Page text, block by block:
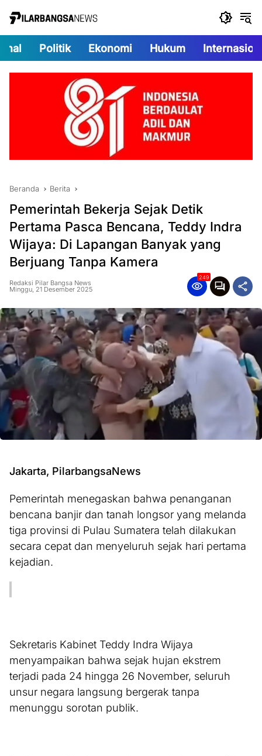
Politik Ekonomi Hukum
Beranda Berita
Pemerintah Bekerja Sejak Detik
Pertama Pasca Bencana, Teddy Indra
Wijaya: Di Lapangan Banyak yang
Berjuang Tanpa Kamera
Redaksi Pilar Bangsa News
Minggu, 21 Desember 2025
249
Jakarta, PilarbangsaNews
Pemerintah menegaskan bahwa penanganan
bencana banjir dan tanah longsor yang melanda
tiga provinsi di Pulau Sumatera telah dilakukan
secara cepat dan menyeluruh sejak hari pertama
kejadian.
Sekretaris Kabinet Teddy Indra Wijaya
menyampaikan bahwa sejak hujan ekstrem
terjadi pada 24 hingga 26 November, seluruh
unsur negara langsung bergerak tanpa
menunggu sorotan publik.